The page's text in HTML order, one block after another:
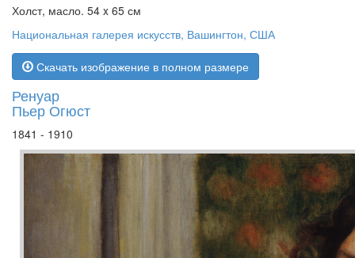
Холст, масло. 54 x 65 см
Национальная галерея искусств, Вашингтон, США
Скачать изображение в полном размере
Ренуар
Пьер Огюст
1841 - 1910